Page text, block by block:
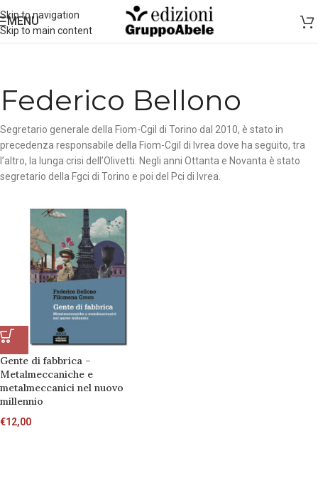
Skip to navigation
Skip to main content
MENU
Federico Bellono
Segretario generale della Fiom-Cgil di Torino dal 2010, è stato in
precedenza responsabile della Fiom-Cgil di Ivrea dove ha seguito, tra
l’altro, la lunga crisi dell’Olivetti. Negli anni Ottanta e Novanta è stato
segretario della Fgci di Torino e poi del Pci di Ivrea.
Gente di fabbrica –
Metalmeccaniche e
metalmeccanici nel nuovo
millennio
€12,00